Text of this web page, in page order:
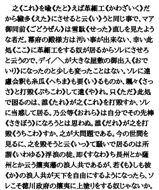
之《これ》を喩《たと》えば革細工《かわざいく》だ
から穢多《えた》にさせると云《い》うと同じ事で、マア
御同前《ごどうぜん》は雪駄《せった》直しを見たよう
な者だ。幕府の殿様方は汚い事が出来ない、幸い此
処《ここ》に革細工をする奴が居るからソレにさせろ
と云うので、デイ／＼が大きな屋敷の御出入《おで
いり》になったのと少しも変ったことはない。ソレに遠
慮会釈も糸瓜《へちま》も要《い》るものか、颯々《さっ
さ》と打毀《ぶちこわ》して遣《や》れ。只《ただ》此処
で困るのは、誰《たれ》が之《これ》を打毀すか、ソレ
に当惑して居る。乃公等《おれら》は自分でその先棒
《さきぼう》になろうとは思わぬ。誰《だれ》が之を打
毀《うちこわ》すか、之が大問題である。今の世間を
見るに、之を毀そうと云《いっ》て騒いで居るのは所
謂《いわゆる》浮浪の徒、即《すなわ》ち長州とか薩
州とか云う攘夷藩の浪人共であるが、若《も》しも彼
《か》の浪人共が天下を自由にするようになったら、ソ
レこそ徳川政府の攘夷に上塗りをする奴じゃないか。